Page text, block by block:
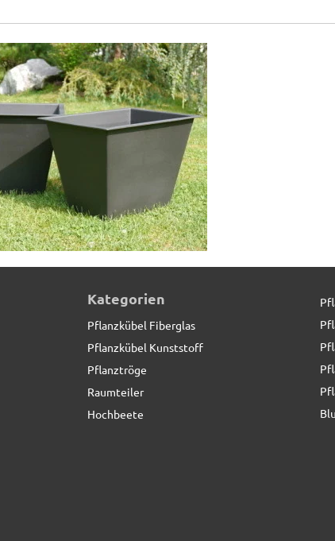
Kategorien
Pflanzkübel Fiberglas
Pflanzkübel Kunststoff
Pflanztröge
Raumteiler
Hochbeete